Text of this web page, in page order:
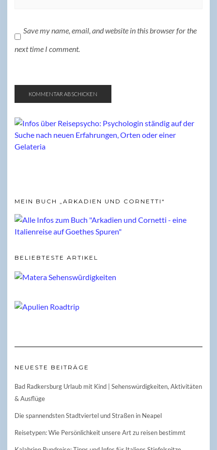
Save my name, email, and website in this browser for the
next time I comment.
MEIN BUCH „ARKADIEN UND CORNETTI“
BELIEBTESTE ARTIKEL
NEUESTE BEITRÄGE
Bad Radkersburg Urlaub mit Kind | Sehenswürdigkeiten, Aktivitäten
& Ausflüge
Die spannendsten Stadtviertel und Straßen in Neapel
Reisetypen: Wie Persönlichkeit unsere Art zu reisen bestimmt